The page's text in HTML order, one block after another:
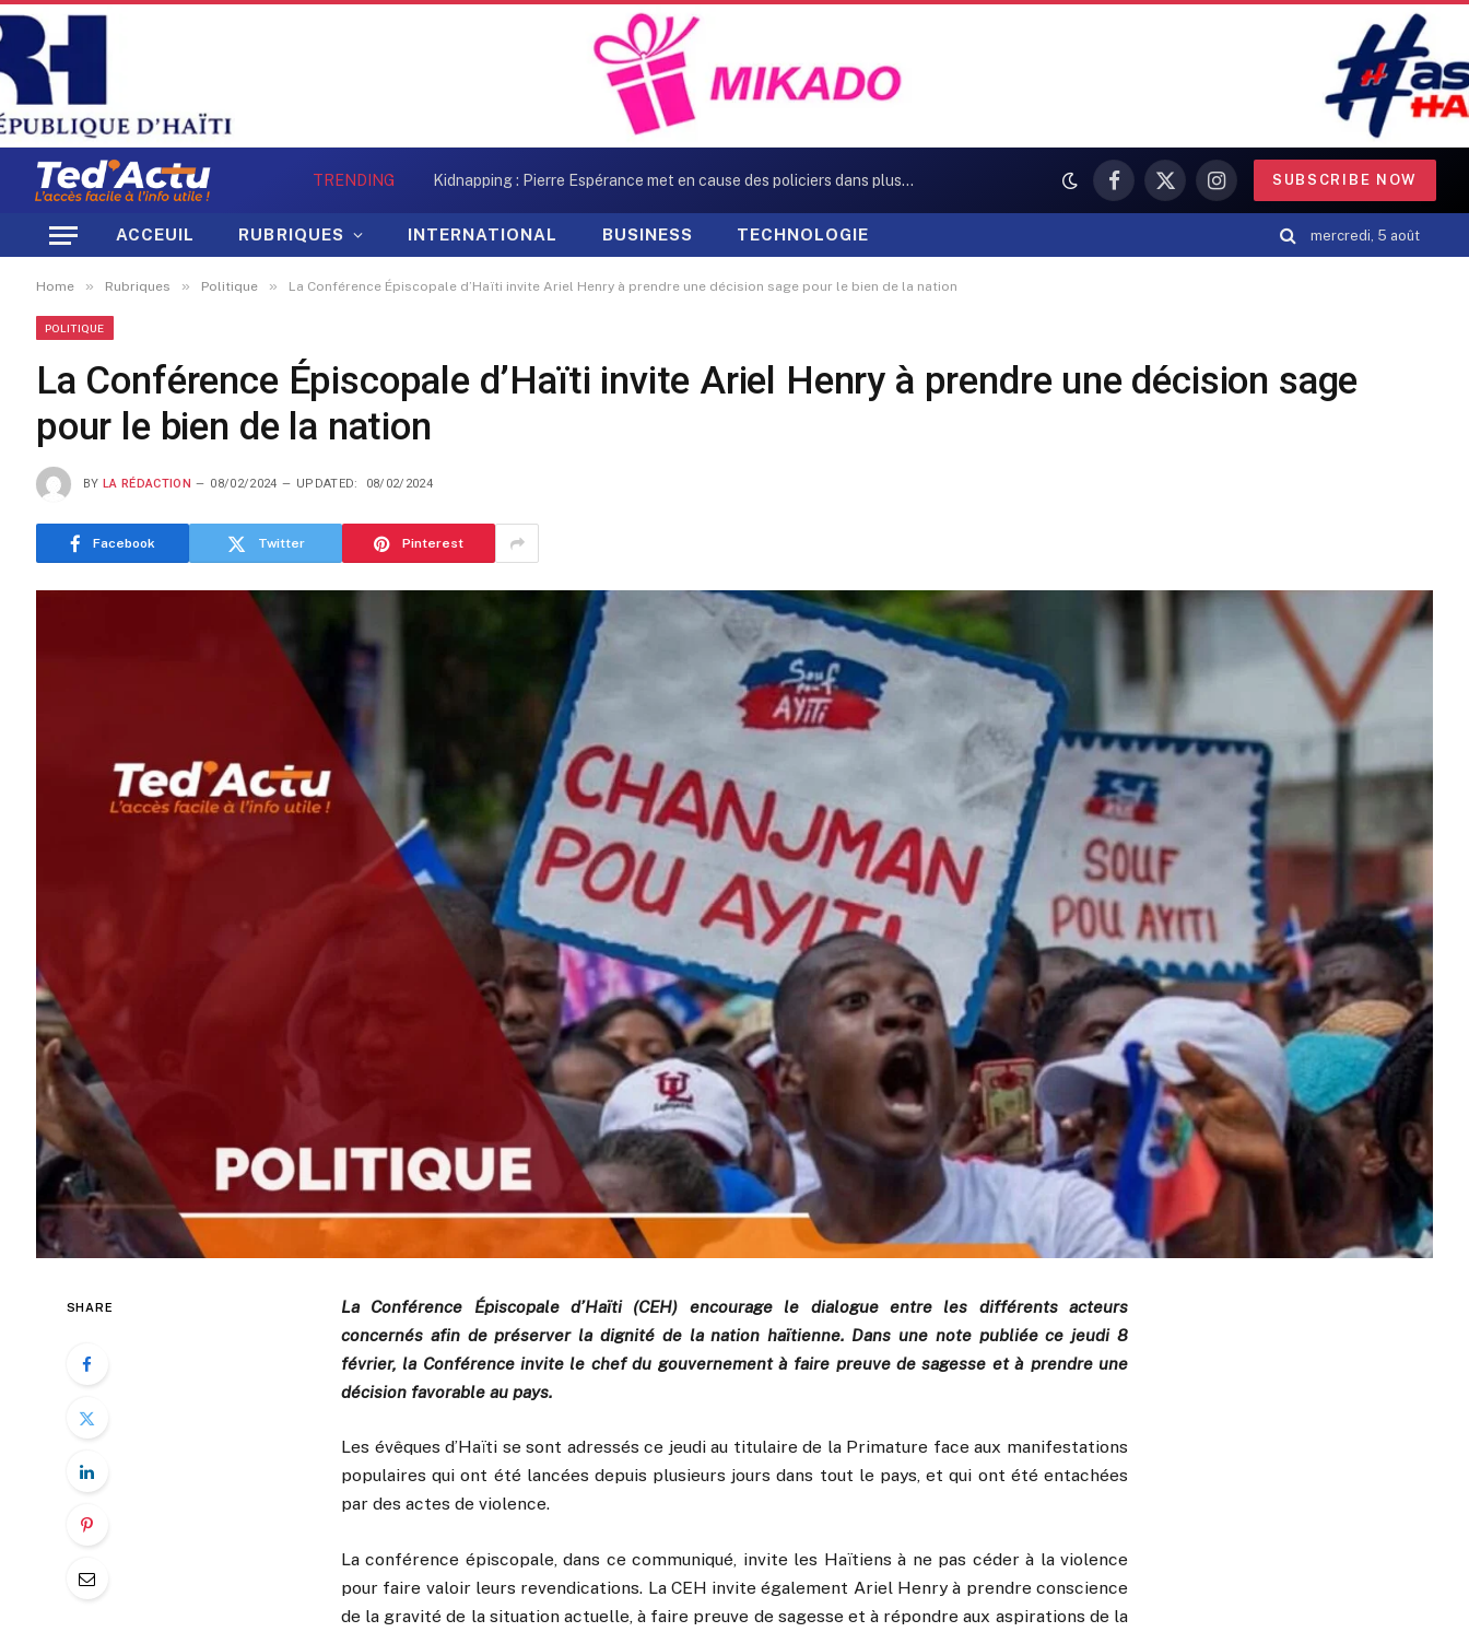
TRENDING Kidnapping : Pierre Espérance met en cause des policiers dans plusieurs enlèvements
Facebook
X
(Twitter)
Instagram
SUBSCRIBE NOW
ACCEUIL RUBRIQUES INTERNATIONAL BUSINESS TECHNOLOGIE mercredi, 5 août
Home » Rubriques » Politique » La Conférence Épiscopale d’Haïti invite Ariel Henry à prendre une décision sage pour le bien de la nation
POLITIQUE
La Conférence Épiscopale d’Haïti invite Ariel Henry à prendre une décision sage
pour le bien de la nation
BY LA RÉDACTION 08/02/2024 UPDATED: 08/02/2024
Facebook Twitter Pinterest
SHARE
La Conférence Épiscopale d’Haïti (CEH) encourage le dialogue entre les différents acteurs
concernés afin de préserver la dignité de la nation haïtienne. Dans une note publiée ce jeudi 8
février, la Conférence invite le chef du gouvernement à faire preuve de sagesse et à prendre une
décision favorable au pays.
Les évêques d’Haïti se sont adressés ce jeudi au titulaire de la Primature face aux manifestations
populaires qui ont été lancées depuis plusieurs jours dans tout le pays, et qui ont été entachées
par des actes de violence.
La conférence épiscopale, dans ce communiqué, invite les Haïtiens à ne pas céder à la violence
pour faire valoir leurs revendications. La CEH invite également Ariel Henry à prendre conscience
de la gravité de la situation actuelle, à faire preuve de sagesse et à répondre aux aspirations de la